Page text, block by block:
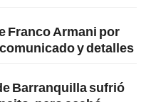
Franco Armani por
y detalles
Barranquilla sufrió